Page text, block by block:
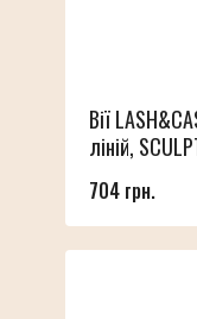
Вії
ліній,
704 грн.